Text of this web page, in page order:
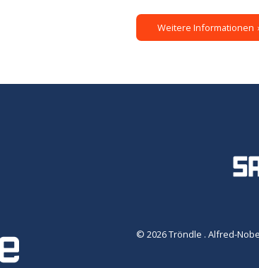
Weitere Informationen
© 2026 Tröndle . Alfred-